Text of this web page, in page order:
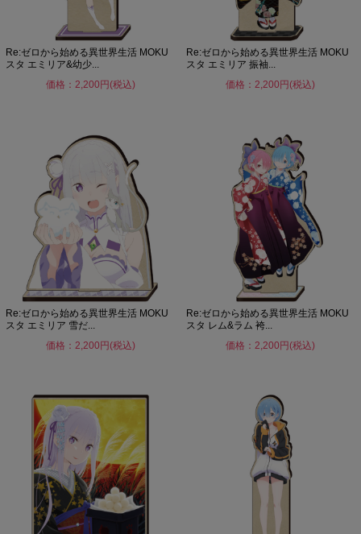
Re:ゼロから始める異世界生活 MOKU
スタ エミリア&幼少...
価格：2,200円(税込)
Re:ゼロから始める異世界生活 MOKU
スタ エミリア 振袖...
価格：2,200円(税込)
Re:ゼロから始める異世界生活 MOKU
スタ エミリア 雪だ...
価格：2,200円(税込)
Re:ゼロから始める異世界生活 MOKU
スタ レム&ラム 袴...
価格：2,200円(税込)